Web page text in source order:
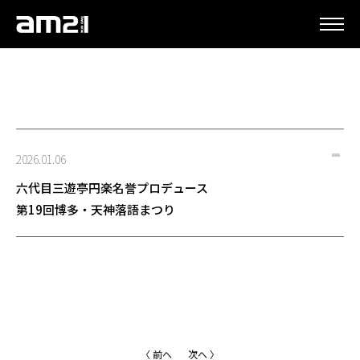
2026.01.06
六代目三遊亭円楽名誉プロデュース
第19回博多・天神落語まつり
〈 前へ 次へ 〉